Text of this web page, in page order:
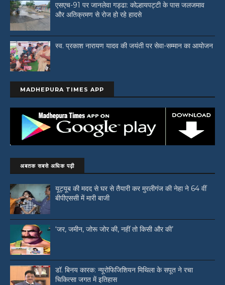
एसएच-91 पर जानलेवा गड्ढा: कोल्हायपट्टी के पास जलजमाव
और अतिक्रमण से रोज हो रहे हादसे
स्व. प्रकाश नारायण यादव की जयंती पर सेवा-सम्मान का आयोजन
MADHEPURA TIMES APP
अबतक सबसे अधिक पढ़ी
यूट्यूब की मदद से घर से तैयारी कर मुरलीगंज की नेहा ने 64 वीं
बीपीएससी में मारी बाजी
‘जर, जमीन, जोरू जोर की, नहीं तो किसी और की’
डॉ. बिनय कारक: न्यूरोफिजिशियन मिथिला के सपूत ने रचा
चिकित्सा जगत में इतिहास